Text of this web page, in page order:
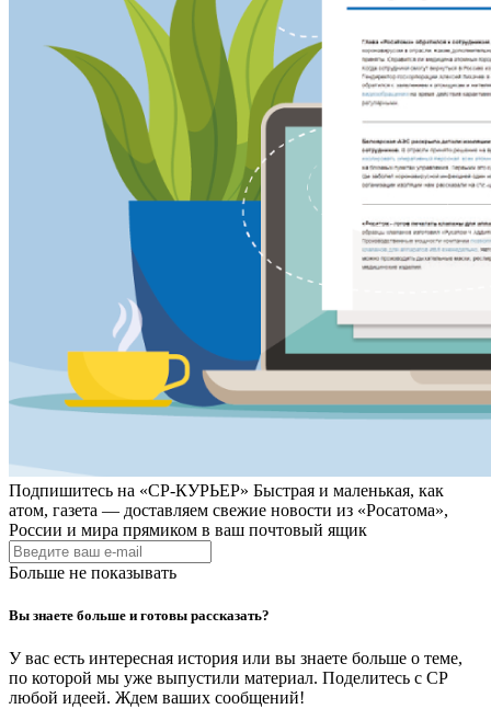
Подпишитесь на «СР-КУРЬЕР» Быстрая и маленькая, как
атом, газета — доставляем свежие новости из «Росатома»,
России и мира прямиком в ваш почтовый ящик
Больше не показывать
Вы знаете больше и готовы рассказать?
У вас есть интересная история или вы знаете больше о теме,
по которой мы уже выпустили материал. Поделитесь с СР
любой идеей. Ждем ваших сообщений!